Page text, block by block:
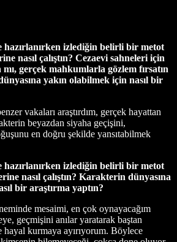
izlediğin belirli bir metot
nasıl çalıştın? Cezaevi sahneleri için
mı, gerçek mahkumlarla gözlem fırsatın
yakın olabilmek için nasıl bir
vakaları araştırdım, gerçek hayattan
beyazdan siyaha geçişini,
en doğru şekilde yansıtabilmek
izlediğin belirli bir metot
nasıl çalıştın? Karakterin dünyasına
bir araştırma yaptın?
mesaimi, en çok oynayacağım
geçmişini anılar yaratarak baştan
kurmaya ayırıyorum. Böylece